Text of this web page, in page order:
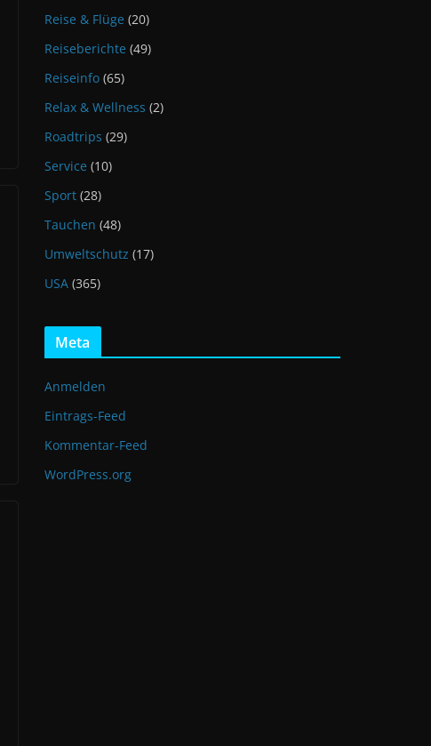
Reise & Flüge (20)
Reiseberichte (49)
Reiseinfo (65)
Relax & Wellness (2)
Roadtrips (29)
Service (10)
Sport (28)
Tauchen (48)
Umweltschutz (17)
USA (365)
Meta
Anmelden
Eintrags-Feed
Kommentar-Feed
WordPress.org